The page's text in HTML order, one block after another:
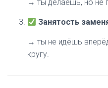
→ ты делаешь, но не
Занятость
→ ты не идёшь
кругу.